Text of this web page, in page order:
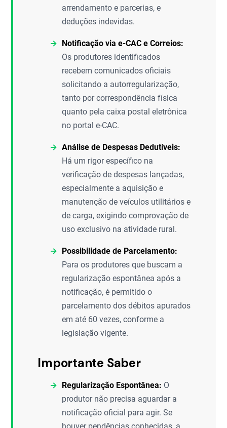
arrendamento e parcerias, e
deduções indevidas.
Notificação via e-CAC e Correios:
Os produtores identificados
recebem comunicados oficiais
solicitando a autorregularização,
tanto por correspondência física
quanto pela caixa postal eletrônica
no portal e-CAC.
Análise de Despesas Dedutíveis:
Há um rigor específico na
verificação de despesas lançadas,
especialmente a aquisição e
manutenção de veículos utilitários e
de carga, exigindo comprovação de
uso exclusivo na atividade rural.
Possibilidade de Parcelamento:
Para os produtores que buscam a
regularização espontânea após a
notificação, é permitido o
parcelamento dos débitos apurados
em até 60 vezes, conforme a
legislação vigente.
Importante Saber
Regularização Espontânea: O
produtor não precisa aguardar a
notificação oficial para agir. Se